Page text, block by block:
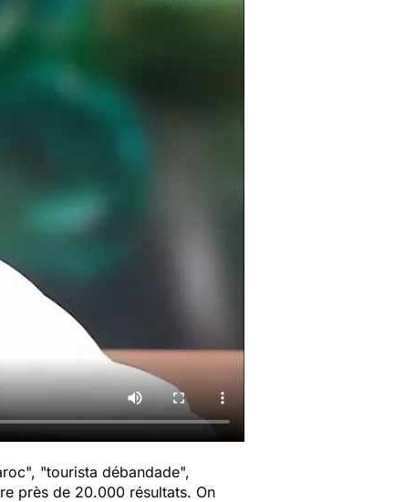
", "tourista débandade",
près de 20.000 résultats. On